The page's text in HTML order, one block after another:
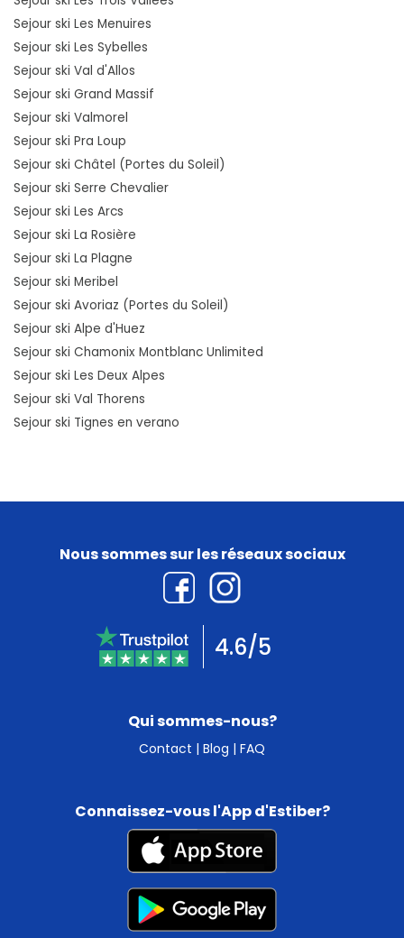
Sejour ski Les Menuires
Sejour ski Les Sybelles
Sejour ski Val d'Allos
Sejour ski Grand Massif
Sejour ski Valmorel
Sejour ski Pra Loup
Sejour ski Châtel (Portes du Soleil)
Sejour ski Serre Chevalier
Sejour ski Les Arcs
Sejour ski La Rosière
Sejour ski La Plagne
Sejour ski Meribel
Sejour ski Avoriaz (Portes du Soleil)
Sejour ski Alpe d'Huez
Sejour ski Chamonix Montblanc Unlimited
Sejour ski Les Deux Alpes
Sejour ski Val Thorens
Sejour ski Tignes en verano
Qui sommes-nous?
Contact | Blog | FAQ
Nous sommes sur les réseaux sociaux
4.6/5
Connaissez-vous l'App d'Estiber?